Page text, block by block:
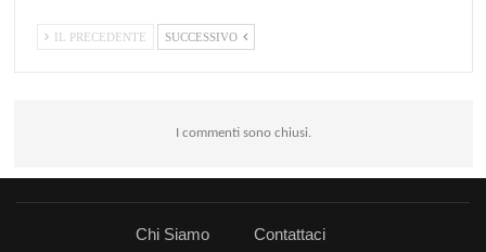
IL PRECEDENTE SUCCESSIVO
I commenti sono chiusi.
Chi Siamo Contattaci